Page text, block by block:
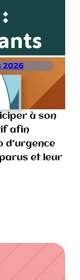
à son
afin
d’urgence
et leur